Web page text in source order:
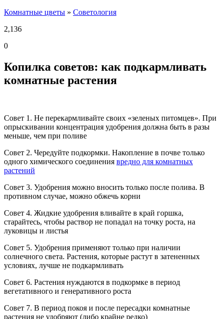
Вы здесь
Комнатные цветы » Советология
2,136
0
Копилка советов: как подкармливать
комнатные растения
Совет 1. Не перекармливайте своих «зеленых питомцев». При
опрыскивании концентрация удобрения должна быть в разы
меньше, чем при поливе
Совет 2. Чередуйте подкормки. Накопление в почве только
одного химического соединения вредно для комнатных
растений
Совет 3. Удобрения можно вносить только после полива. В
противном случае, можно обжечь корни
Совет 4. Жидкие удобрения вливайте в край горшка,
старайтесь, чтобы раствор не попадал на точку роста, на
луковицы и листья
Совет 5. Удобрения применяют только при наличии
солнечного света. Растения, которые растут в затененных
условиях, лучше не подкармливать
Совет 6. Растения нуждаются в подкормке в период
вегетативного и генеративного роста
Совет 7. В период покоя и после пересадки комнатные
растения не удобряют (либо крайне редко)